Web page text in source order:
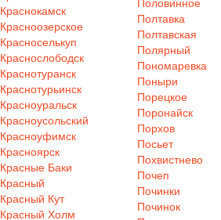
Краснокамск
Красноозерское
Красноселькуп
Краснослободск
Краснотуранск
Краснотурьинск
Красноуральск
Красноусольский
Красноуфимск
Красноярск
Красные Баки
Красный
Красный Кут
Красный Холм
Половинное
Полтавка
Полтавская
Полярный
Пономаревка
Поныри
Порецкое
Поронайск
Порхов
Посьет
Похвистнево
Почеп
Починки
Починок